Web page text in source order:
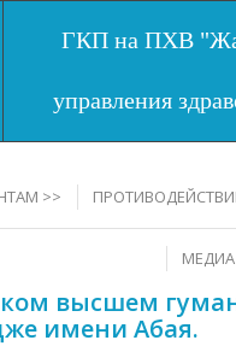
ГКП на ПХВ
управления
>>
МЕДИА
высшем
имени Абая.